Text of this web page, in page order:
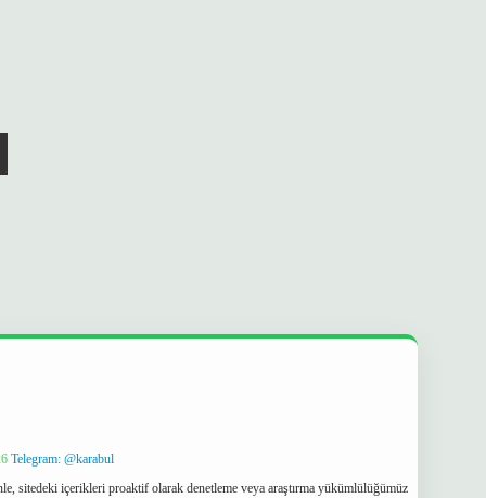
Telegram: @karabul
sitedeki içerikleri proaktif olarak denetleme veya araştırma yükümlülüğümüz